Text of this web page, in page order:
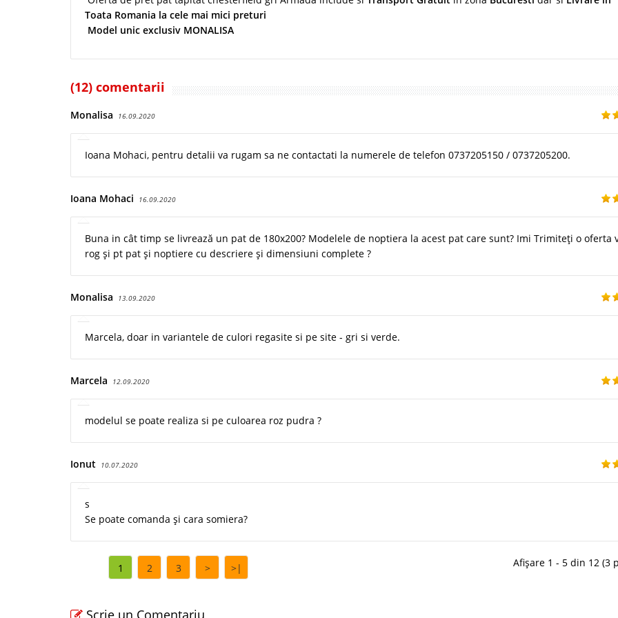
Toata Romania la cele mai mici preturi
Model unic exclusiv MONALISA
(12) comentarii
Monalisa 16.09.2020
Ioana Mohaci, pentru detalii va rugam sa ne contactati la numerele de telefon 0737205150 / 0737205200.
Ioana Mohaci 16.09.2020
Buna in cât timp se livrează un pat de 180x200? Modelele de noptiera la acest pat care sunt? Imi Trimiteți o oferta
rog și pt pat și noptiere cu descriere și dimensiuni complete ?
Monalisa 13.09.2020
Marcela, doar in variantele de culori regasite si pe site - gri si verde.
Marcela 12.09.2020
modelul se poate realiza si pe culoarea roz pudra ?
Ionut 10.07.2020
s
Se poate comanda și cara somiera?
1 2 3 > >| Afișare 1 - 5 din 12 (3
Scrie un Comentariu